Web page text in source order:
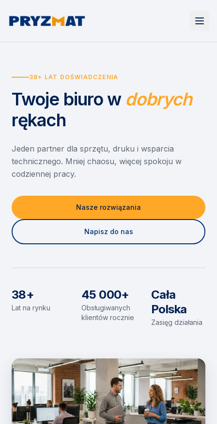
Urządzenia
Drukarki i urządzenia wielofunkcyjne
Etykiety i identyfikacja
Skanery i obieg dokumentów
Monitory interaktywne
Niszczarki dokumentów
Wynajem drukarek
Wynajem urządzeń biurowych
Asystent druku
EZD RP
Misja szkoła
Serwis
O nas
Kontakt
38+ LAT DOŚWIADCZENIA
Twoje biuro w dobrych
rękach
Jeden partner dla sprzętu, druku i wsparcia
technicznego. Mniej chaosu, więcej spokoju w
codziennej pracy.
Nasze rozwiązania
Napisz do nas
38+
Lat na rynku
45 000+
Obsługiwanych
klientów rocznie
Cała
Polska
Zasięg działania